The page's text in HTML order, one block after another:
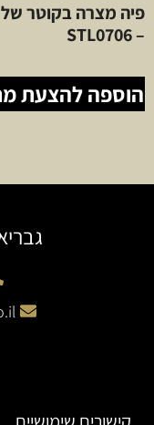
– STL0706
הוספה להצעת